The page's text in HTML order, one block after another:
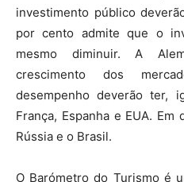
investimento público
por cento admite que o
mesmo diminuir. A
crescimento dos
desempenho deverão ter,
França, Espanha e EUA.
Rússia e o Brasil.
O Barómetro do Turismo é